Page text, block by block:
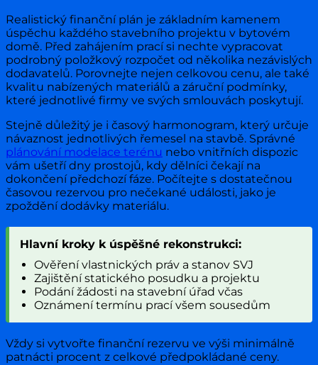
Realistický finanční plán je základním kamenem
úspěchu každého stavebního projektu v bytovém
domě. Před zahájením prací si nechte vypracovat
podrobný položkový rozpočet od několika nezávislých
dodavatelů. Porovnejte nejen celkovou cenu, ale také
kvalitu nabízených materiálů a záruční podmínky,
které jednotlivé firmy ve svých smlouvách poskytují.
Stejně důležitý je i časový harmonogram, který určuje
návaznost jednotlivých řemesel na stavbě. Správné
plánování modelace terénu nebo vnitřních dispozic
vám ušetří dny prostojů, kdy dělníci čekají na
dokončení předchozí fáze. Počítejte s dostatečnou
časovou rezervou pro nečekané události, jako je
zpoždění dodávky materiálu.
Hlavní kroky k úspěšné rekonstrukci:
Ověření vlastnických práv a stanov SVJ
Zajištění statického posudku a projektu
Podání žádosti na stavební úřad včas
Oznámení termínu prací všem sousedům
Vždy si vytvořte finanční rezervu ve výši minimálně
patnácti procent z celkové předpokládané ceny.